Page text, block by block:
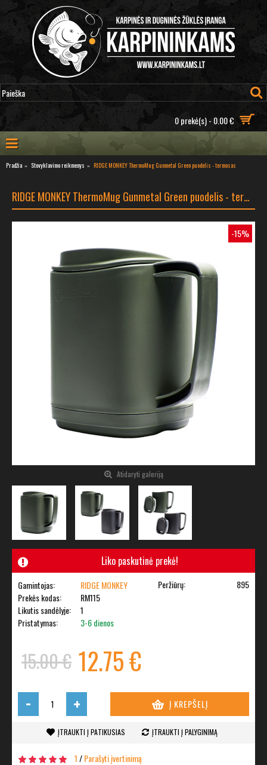
0 prekė(s) - 0.00 €
Pradžia Stovyklavimo reikmenys RIDGE MONKEY ThermoMug Gunmetal Green puodelis - termosas
RIDGE MONKEY ThermoMug Gunmetal Green puodelis - termosas
-15%
Atidaryti galeriją
Liko paskutinė prekė!
Gamintojas:
RIDGE MONKEY
Prekės kodas:
RM115
Likutis sandėlyje:
1
Pristatymas:
3-6 dienos
Peržiūrų: 895
15.00 € 12.75 €
- + Į KREPŠELĮ
ĮTRAUKTI Į PATIKUSIAS ĮTRAUKTI Į PALYGINIMĄ
1/Parašyti įvertinimą